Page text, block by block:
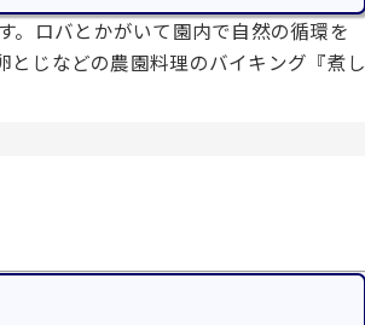
。ロバとかがいて園内で自然の循環を
じなどの農園料理のバイキング『煮し